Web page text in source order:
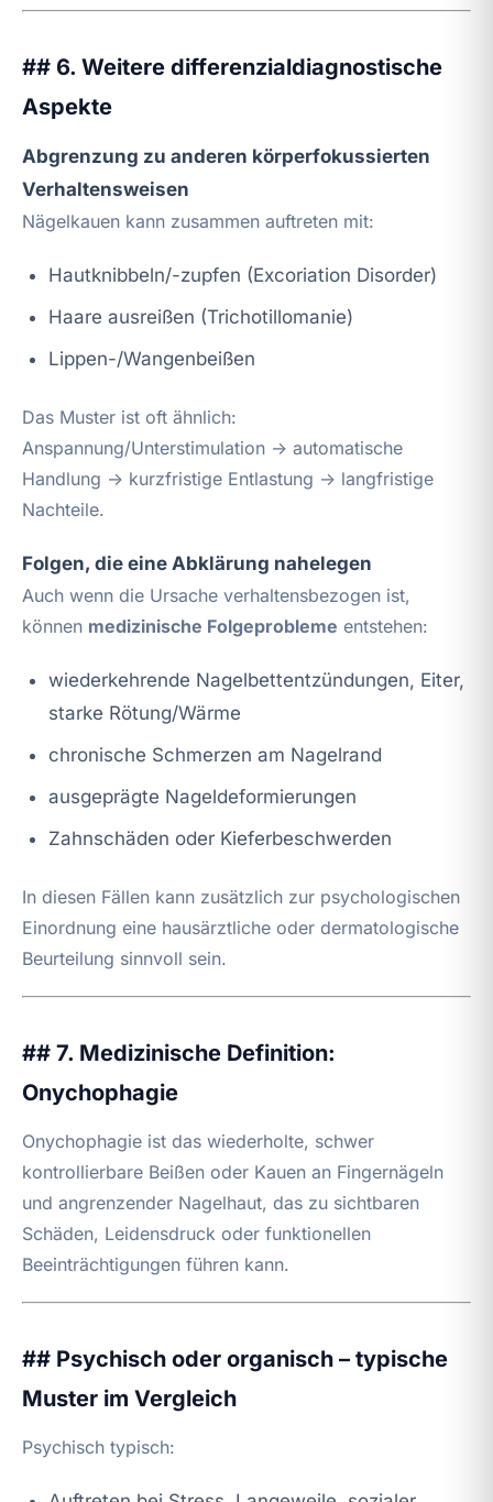
## 6. Weitere differenzialdiagnostische
Aspekte
Abgrenzung zu anderen körperfokussierten
Verhaltensweisen
Nägelkauen kann zusammen auftreten mit:
Hautknibbeln/-zupfen (Excoriation Disorder)
Haare ausreißen (Trichotillomanie)
Lippen-/Wangenbeißen
Das Muster ist oft ähnlich:
Anspannung/Unterstimulation → automatische
Handlung → kurzfristige Entlastung → langfristige
Nachteile.
Folgen, die eine Abklärung nahelegen
Auch wenn die Ursache verhaltensbezogen ist,
können medizinische Folgeprobleme entstehen:
wiederkehrende Nagelbettentzündungen, Eiter,
starke Rötung/Wärme
chronische Schmerzen am Nagelrand
ausgeprägte Nageldeformierungen
Zahnschäden oder Kieferbeschwerden
In diesen Fällen kann zusätzlich zur psychologischen
Einordnung eine hausärztliche oder dermatologische
Beurteilung sinnvoll sein.
## 7. Medizinische Definition:
Onychophagie
Onychophagie ist das wiederholte, schwer
kontrollierbare Beißen oder Kauen an Fingernägeln
und angrenzender Nagelhaut, das zu sichtbaren
Schäden, Leidensdruck oder funktionellen
Beeinträchtigungen führen kann.
## Psychisch oder organisch – typische
Muster im Vergleich
Psychisch typisch: